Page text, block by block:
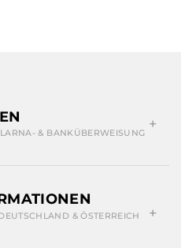
& BANKÜBERWEISUNG
& ÖSTERREICH